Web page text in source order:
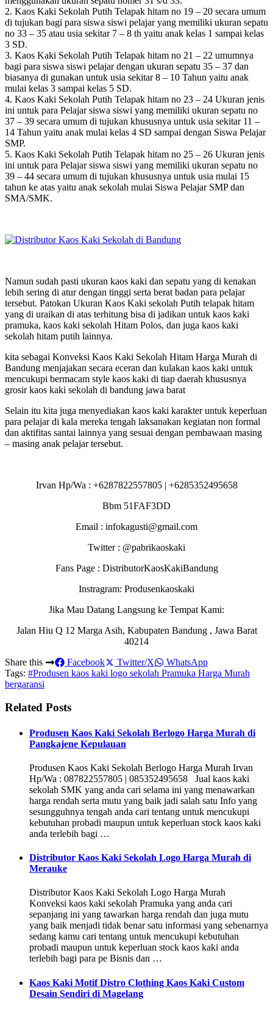
2. Kaos Kaki Sekolah Putih Telapak hitam no 19 – 20 secara umum
di tujukan bagi para siswa siswi pelajar yang memiliki ukuran sepatu
no 33 – 35 atau usia sekitar 7 – 8 th yaitu anak kelas 1 sampai kelas
3 SD.
3. Kaos Kaki Sekolah Putih Telapak hitam no 21 – 22 umumnya
bagi para siswa siswi pelajar dengan ukuran sepatu 35 – 37 dan
biasanya di gunakan untuk usia sekitar 8 – 10 Tahun yaitu anak
mulai kelas 3 sampai kelas 5 SD.
4. Kaos Kaki Sekolah Putih Telapak hitam no 23 – 24 Ukuran jenis
ini untuk para Pelajar siswa siswi yang memiliki ukuran sepatu no
37 – 39 secara umum di tujukan khususnya untuk usia sekitar 11 –
14 Tahun yaitu anak mulai kelas 4 SD sampai dengan Siswa Pelajar
SMP.
5. Kaos Kaki Sekolah Putih Telapak hitam no 25 – 26 Ukuran jenis
ini untuk para Pelajar siswa siswi yang memiliki ukuran sepatu no
39 – 44 secara umum di tujukan khususnya untuk usia mulai 15
tahun ke atas yaitu anak sekolah mulai Siswa Pelajar SMP dan
SMA/SMK.
Namun sudah pasti ukuran kaos kaki dan sepatu yang di kenakan
lebih sering di atur dengan tinggi serta berat badan para pelajar
tersebut. Patokan Ukuran Kaos Kaki sekolah Putih telapak hitam
yang di uraikan di atas terhitung bisa di jadikan untuk kaos kaki
pramuka, kaos kaki sekolah Hitam Polos, dan juga kaos kaki
sekolah hitam putih lainnya.
kita sebagai Konveksi Kaos Kaki Sekolah Hitam Harga Murah di
Bandung menjajakan secara eceran dan kulakan kaos kaki untuk
mencukupi bermacam style kaos kaki di tiap daerah khususnya
grosir kaos kaki sekolah di bandung jawa barat
Selain itu kita juga menyediakan kaos kaki karakter untuk keperluan
para pelajar di kala mereka tengah laksanakan kegiatan non formal
dan aktifitas santai lainnya yang sesuai dengan pembawaan masing
– masing anak pelajar tersebut.
Irvan Hp/Wa : +6287822557805 | +6285352495658
Bbm 51FAF3DD
Email : infokagusti@gmail.com
Twitter : @pabrikaoskaki
Fans Page : DistributorKaosKakiBandung
Instragram: Produsenkaoskaki
Jika Mau Datang Langsung ke Tempat Kami:
Jalan Hiu Q 12 Marga Asih, Kabupaten Bandung , Jawa Barat
40214
Share this
Facebook Twitter/X
WhatsApp
Tags: #Produsen kaos kaki logo sekolah Pramuka Harga Murah
bergaransi
Related Posts
Produsen Kaos Kaki Sekolah Berlogo Harga Murah di
Pangkajene Kepulauan
Produsen Kaos Kaki Sekolah Berlogo Harga Murah Irvan
Hp/Wa : 087822557805 | 085352495658 Jual kaos kaki
sekolah SMK yang anda cari selama ini yang menawarkan
harga rendah serta mutu yang baik jadi salah satu Info yang
sesungguhnya tengah anda cari tentang untuk mencukupi
kebutuhan probadi maupun untuk keperluan stock kaos kaki
anda terlebih bagi …
Distributor Kaos Kaki Sekolah Logo Harga Murah di
Merauke
Distributor Kaos Kaki Sekolah Logo Harga Murah
Konveksi kaos kaki sekolah Pramuka yang anda cari
sepanjang ini yang tawarkan harga rendah dan juga mutu
yang baik menjadi tidak benar satu informasi yang sebenarnya
sedang kamu cari tentang untuk mencukupi kebutuhan
probadi maupun untuk keperluan stock kaos kaki anda
terlebih bagi para pe Bisnis dan …
Kaos Kaki Motif Distro Clothing Kaos Kaki Custom
Desain Sendiri di Magelang